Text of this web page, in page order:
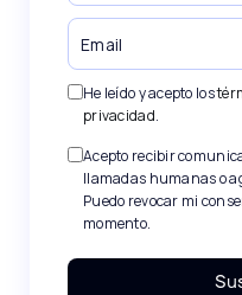
He leído y acepto los
privacidad.
Acepto recibir
llamadas humanas o
Puedo revocar mi
momento.